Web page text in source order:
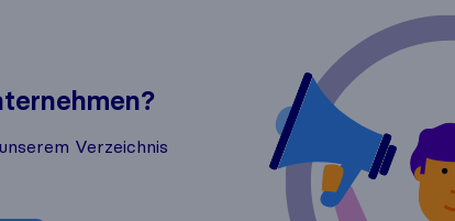
Verzeichnis